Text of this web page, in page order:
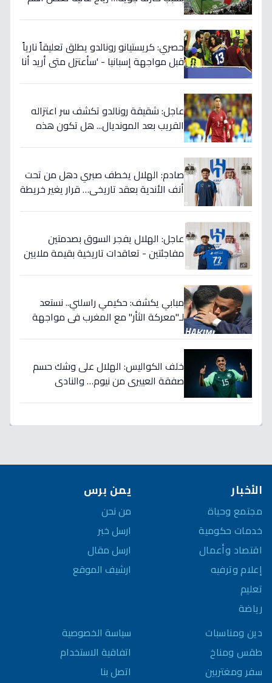
حصري: كريستيانو رونالدو يطلق تعليقاً نارياً
قبل مواجهة إسبانيا - 'سأعتزل متى أريد أنا
عاجل: شقيقة رونالدو تكشف سر اعتزاله
القريب بعد المونديال... هل تكون هذه
صادم: الهلال يخطف صبري دهل من تحت
أنف الأندية بعقد تاريخي… قرار يغير خريطة
عاجل: الهلال يفجر السوق بصدمتين
مفاجئتين - تعاقدات تاريخية بقيمة ملايين
مبابي يكشف: حكيمي راسلني.. نستعد
لـ"معركة الثأر" مع المغرب في مواجهة
خلف الكواليس: الهلال على وشك حسم
صفقة العييري من نيوم… والنادي
الأخبار
مجتمع وحياة
خدمات حكومية
اقتصاد وأعمال
إعلام وترفيه
تعليم
رياضة
دين ومناسبات
طقس ومناخ
سفر ومغتربين
يمن برس
من نحن
ارسل خبر
ارسل مقال
ارشيف الموقع
سياسة الخصوصية
اتفاقية الاستخدام
اتصل بنا